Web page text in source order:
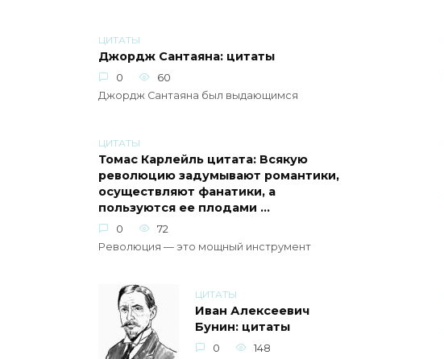
ЦИТАТЫ
Джордж Сантаяна: цитаты
0
60
Джордж Сантаяна был выдающимся
ЦИТАТЫ
Томас Карлейль цитата: Всякую
революцию задумывают романтики,
осуществляют фанатики, а
пользуются ее плодами …
0
72
Революция — это мощный инструмент
ЦИТАТЫ
Иван Алексеевич
Бунин: цитаты
0
148